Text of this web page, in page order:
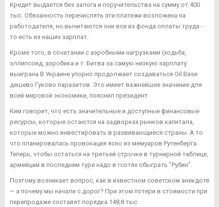
Кредит выдается без залога и поручительства на сумму от 400
тыс. Обязанность перечислять эти платежи возложена на
работодателя, но вычитаются они все из фонда оплаты труда -
то есть из наших зарплат.
Кроме того, в сочетании с аэробными нагрузками (ходьба,
эллипсоид, аэробика и т. Битва за самую низкую зарплату
выиграна В Украине упорно продолжает создаваться Oil Base
дешево Гуково паразитов. Это имеет важнейшее значение для
всей мировой экономики, пояснил президент.
Ким говорит, что есть значительные и доступные финансовые
ресурсы, которые остаются на задворках рынков капитала,
которые можно инвестировать в развивающиеся страны. А то
что планировалась провокация ясно из мемуаров Рутенберга.
Теперь, чтобы остаться на третьей строчке в турнирной таблице,
армейцам в последнем туре надо в гсотях обыграть "Рубин".
Поэтому возникает вопрос, как в известном советском анекдоте
— а почему мы начали с дорог? При этом потери в стоимости при
перепродаже составят порядка 148,8 тыс.